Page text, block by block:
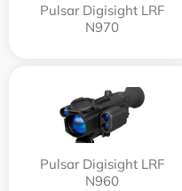
Pulsar Digisight LRF
N970
Pulsar Digisight LRF
N960